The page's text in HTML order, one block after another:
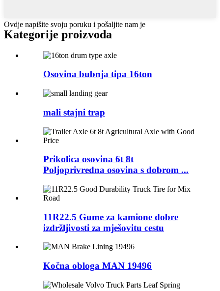
Ovdje napišite svoju poruku i pošaljite nam je
Kategorije proizvoda
Osovina bubnja tipa 16ton
mali stajni trap
Prikolica osovina 6t 8t
Poljoprivredna osovina s dobrom ...
11R22.5 Gume za kamione dobre
izdržljivosti za mješovitu cestu
Kočna obloga MAN 19496